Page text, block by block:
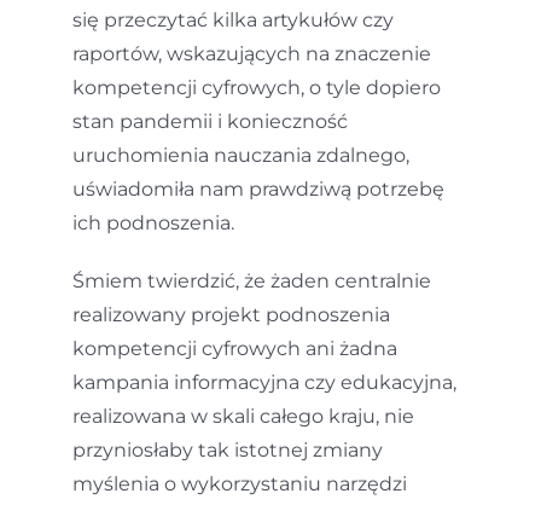
się przeczytać kilka artykułów czy
raportów, wskazujących na znaczenie
kompetencji cyfrowych, o tyle dopiero
stan pandemii i konieczność
uruchomienia nauczania zdalnego,
uświadomiła nam prawdziwą potrzebę
ich podnoszenia.
Śmiem twierdzić, że żaden centralnie
realizowany projekt podnoszenia
kompetencji cyfrowych ani żadna
kampania informacyjna czy edukacyjna,
realizowana w skali całego kraju, nie
przyniosłaby tak istotnej zmiany
myślenia o wykorzystaniu narzędzi